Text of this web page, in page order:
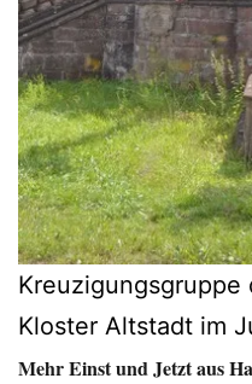
Kreuzigungsgruppe
Kloster Altstadt im
Mehr Einst und Jetzt aus